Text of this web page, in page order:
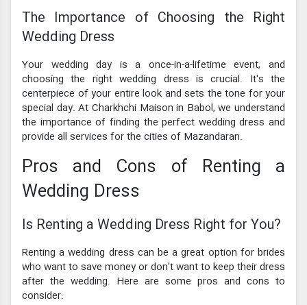
The Importance of Choosing the Right
Wedding Dress
Your wedding day is a once-in-a-lifetime event, and
choosing the right wedding dress is crucial. It's the
centerpiece of your entire look and sets the tone for your
special day. At Charkhchi Maison in Babol, we understand
the importance of finding the perfect wedding dress and
provide all services for the cities of Mazandaran.
Pros and Cons of Renting a
Wedding Dress
Is Renting a Wedding Dress Right for You?
Renting a wedding dress can be a great option for brides
who want to save money or don't want to keep their dress
after the wedding. Here are some pros and cons to
consider: